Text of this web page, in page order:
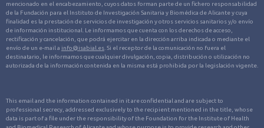
mencionado en el encabezamiento, cuyos datos forman parte de un fichero responsabilidad
de la Fundación para el Instituto de Investigación Sanitaria y Biomédica de Alicante y cuya
finalidad es la prestación de servicios de investigación y otros servicios sanitarios y/o envío
de información institucional. Le informamos que cuenta con los derechos de acceso,
rectificación y cancelación, que podrá ejercitar en la dirección arriba indicada o mediante el
envío de un e-mail a info@isabial.es . Si el receptor de la comunicación no fuera el
destinatario, le informamos que cualquier divulgación, copia, distribución o utilización no
autorizada de la información contenida en la misma está prohibida por la legislación vigente.
This email and the information contained in it are confidential and are subject to
professional secrecy, addressed exclusively to the recipient mentioned in the title, whose
data is part of a file under the responsibility of the Foundation for the Institute of Health